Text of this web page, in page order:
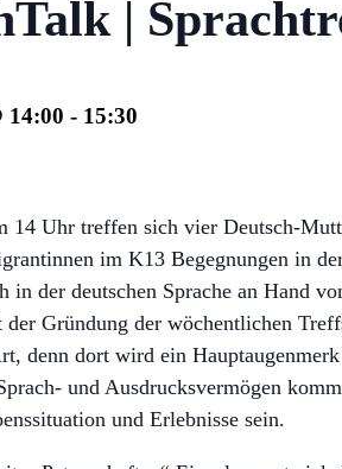
|
14:00 - 15:30
14 Uhr treffen sich vier Deutsch-
im K13 Begegnungen in
in der deutschen Sprache an Hand
der Gründung der wöchentlichen
denn dort wird ein
und Ausdrucksvermögen
und Erlebnisse sein.